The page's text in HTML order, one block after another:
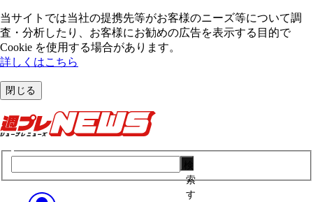
当サイトでは当社の提携先等がお客様のニーズ等について調
査・分析したり、お客様にお勧めの広告を表⽰する⽬的で
Cookie を使⽤する場合があります。
詳しくはこちら
閉じる
索
す